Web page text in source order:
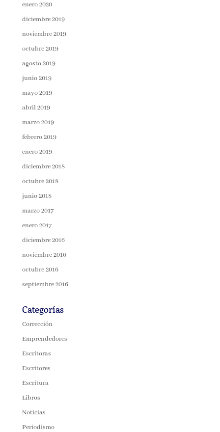
enero 2020
diciembre 2019
noviembre 2019
octubre 2019
agosto 2019
junio 2019
mayo 2019
abril 2019
marzo 2019
febrero 2019
enero 2019
diciembre 2018
octubre 2018
junio 2018
marzo 2017
enero 2017
diciembre 2016
noviembre 2016
octubre 2016
septiembre 2016
Categorías
Corrección
Emprendedores
Escritoras
Escritores
Escritura
Libros
Noticias
Periodismo